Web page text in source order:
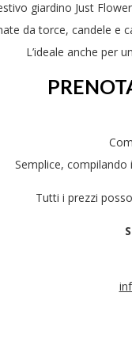
giardino Just
da torce, candele e
L’ideale anche per
Semplice,
Tutti i prezzi